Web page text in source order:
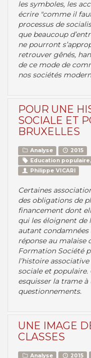
les symboles, les
écrire "comme il
processus de
que beaucoup
ne pourront
retrouver gênés,
de ce mode de
nos sociétés
POUR UNE
SOCIALE ET
BRUXELLES
Analyse
2015
Education
Philippe VICARI
Certaines
des obligations de
financement dont
qui les éloignent de
autant condamnées
réponse au malaise
Formation Société
l’histoire
sociale et populaire.
esquisser la trame
questionnements.
UNE IMAGE
CLASSES
Analyse 2015